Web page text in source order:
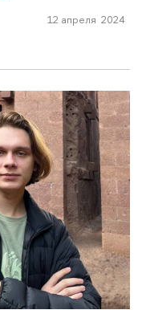
12 апреля 2024